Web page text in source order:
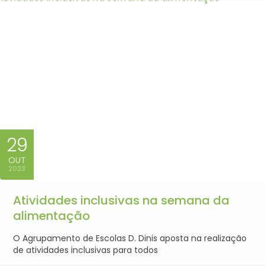
29
OUT
2023
Atividades inclusivas na semana da
alimentação
O Agrupamento de Escolas D. Dinis aposta na realização
de atividades inclusivas para todos